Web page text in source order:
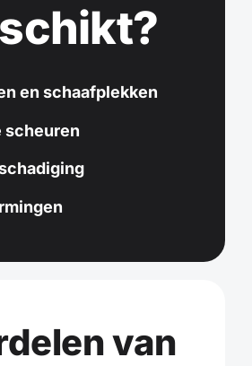
en schaafplekken
scheuren
van